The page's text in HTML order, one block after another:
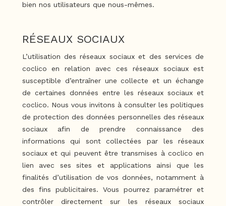
bien nos utilisateurs que nous-mêmes.
RÉSEAUX SOCIAUX
L’utilisation des réseaux sociaux et des services de
coclico en relation avec ces réseaux sociaux est
susceptible d’entraîner une collecte et un échange
de certaines données entre les réseaux sociaux et
coclico. Nous vous invitons à consulter les politiques
de protection des données personnelles des réseaux
sociaux afin de prendre connaissance des
informations qui sont collectées par les réseaux
sociaux et qui peuvent être transmises à coclico en
lien avec ses sites et applications ainsi que les
finalités d’utilisation de vos données, notamment à
des fins publicitaires. Vous pourrez paramétrer et
contrôler directement sur les réseaux sociaux